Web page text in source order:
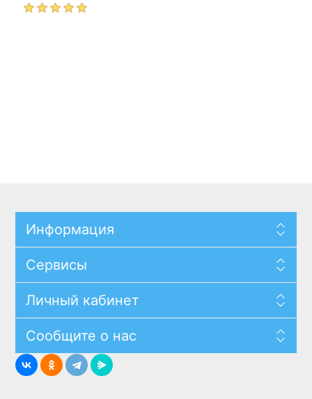
Информация
Сервисы
Личный кабинет
Сообщите о нас